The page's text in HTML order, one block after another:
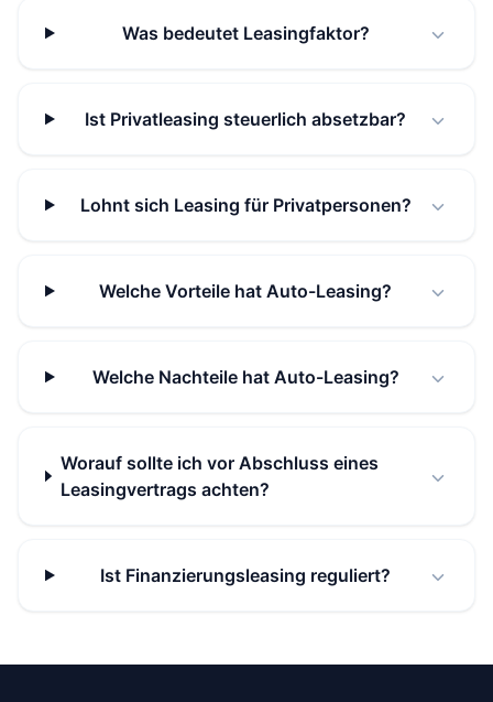
Was bedeutet Leasingfaktor?
Ist Privatleasing steuerlich absetzbar?
Lohnt sich Leasing für Privatpersonen?
Welche Vorteile hat Auto-Leasing?
Welche Nachteile hat Auto-Leasing?
Worauf sollte ich vor Abschluss eines
Leasingvertrags achten?
Ist Finanzierungsleasing reguliert?